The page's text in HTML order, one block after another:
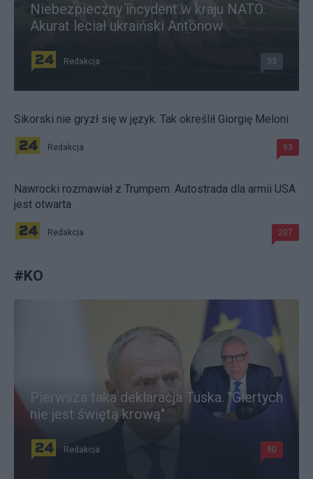
Niebezpieczny incydent w kraju NATO.
Akurat leciał ukraiński Antonow
Redakcja 33
Sikorski nie gryzł się w język. Tak określił Giorgię Meloni
Redakcja 93
Nawrocki rozmawiał z Trumpem. Autostrada dla armii USA
jest otwarta
Redakcja 207
#KO
Pierwsza taka deklaracja Tuska. "Giertych
nie jest świętą krową"
Redakcja 90